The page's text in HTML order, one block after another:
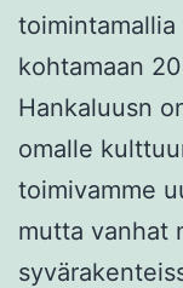
kohtamaan
Hankaluusn
omalle
toimivamme
mutta vanhat